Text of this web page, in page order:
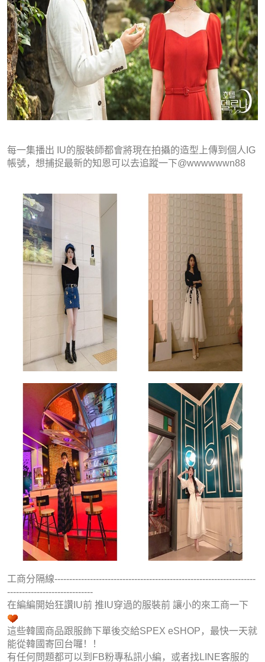
每一集播出 IU的服裝師都會將現在拍攝的造型上傳到個人IG
帳號，想捕捉最新的知恩可以去追蹤一下@wwwwwwn88
工商分隔線--------------------------------------------------------------------
-----------------------------
在編編開始狂讚IU前 推IU穿過的服裝前 讓小的來工商一下
這些韓國商品跟服飾下單後交給SPEX eSHOP，最快一天就
能從韓國寄回台囉！！
有任何問題都可以到FB粉專私訊小編，或者找LINE客服的